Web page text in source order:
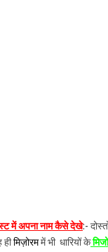
में अपना नाम कैसे देखे:-
हीमिज़ोरममें भी धारियों के